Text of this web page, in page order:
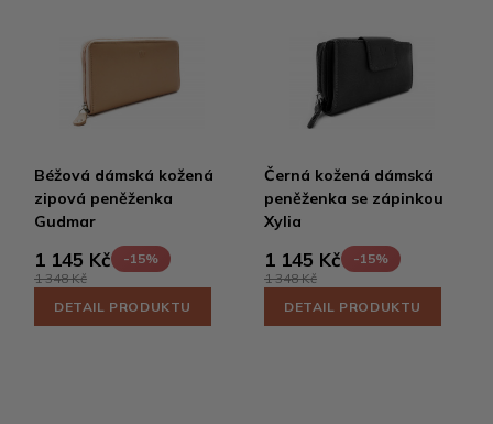
Béžová dámská kožená
zipová peněženka
Gudmar
1 145 Kč
-15%
1 348 Kč
DETAIL PRODUKTU
Černá kožená dámská
peněženka se zápinkou
Xylia
1 145 Kč
-15%
1 348 Kč
DETAIL PRODUKTU